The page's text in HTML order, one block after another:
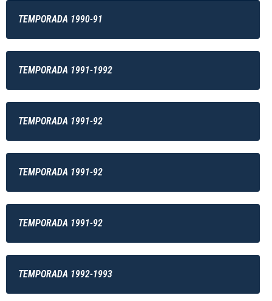
TEMPORADA 1990-91
TEMPORADA 1991-1992
TEMPORADA 1991-92
TEMPORADA 1991-92
TEMPORADA 1991-92
TEMPORADA 1992-1993